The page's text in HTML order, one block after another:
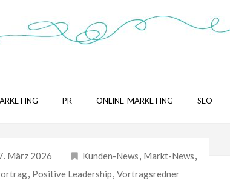
PR ONLINE-MARKETING SEO
März 2026 Kunden-News, Markt-News,
, Positive Leadership, Vortragsredner